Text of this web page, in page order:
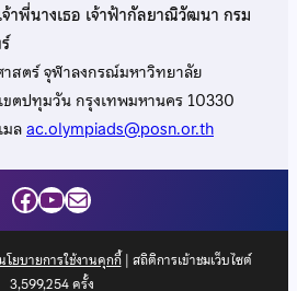
าพี่นางเธอ เจ้าฟ้ากัลยาณิวัฒนา กรม
สตร์ จุฬาลงกรณ์มหาวิทยาลัย
ตปทุมวัน กรุงเทพมหานคร 10330
มลac.olympiads@posn.or.th
Facebook
YouTube
Mail
โยบายการใช้งานคุกกี้| สถิติการเข้าชมเว็บไซต์
3,599,254ครั้ง